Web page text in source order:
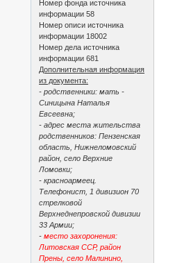
Номер фонда источника
информации 58
Номер описи источника
информации 18002
Номер дела источника
информации 681
Дополнительная информация
из документа:
- родственники: мать -
Синицына Наталья
Евсеевна;
- адрес места жительства
родственников: Пензенская
область, Нижнеломовский
район, село Верхние
Ломовки;
- красноармеец.
Телефонист, 1 дивизион 70
стрелковой
Верхнеднепровской дивизии
33 Армии;
-место захоронения:
Литовская ССР, район
Прены, село Малинино,